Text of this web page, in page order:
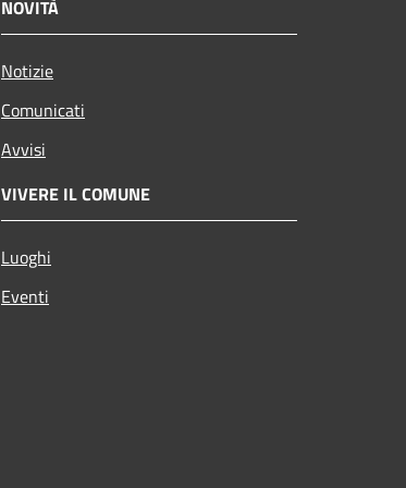
NOVITÀ
Notizie
Comunicati
Avvisi
VIVERE IL COMUNE
Luoghi
Eventi